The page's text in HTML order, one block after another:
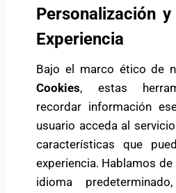
Personalización
Experiencia
Bajo el marco ético de
Cookies, estas
recordar información
usuario acceda al
características que
experiencia. Hablamos
idioma